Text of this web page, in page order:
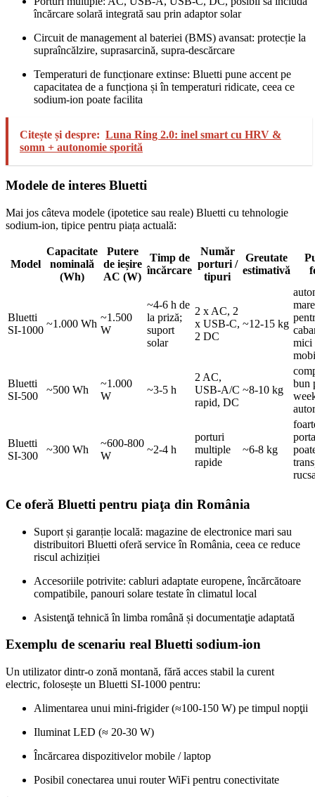
încărcare solară integrată sau prin adaptor solar
Circuit de management al bateriei (BMS) avansat: protecție la
supraîncălzire, suprasarcină, supra‑descărcare
Temperaturi de funcționare extinse: Bluetti pune accent pe
capacitatea de a funcționa și în temperaturi ridicate, ceea ce
sodium‑ion poate facilita
Citește și despre: Luna Ring 2.0: inel smart cu HRV &
somn + autonomie sporită
Modele de interes Bluetti
Mai jos câteva modele (ipotetice sau reale) Bluetti cu tehnologie
sodium‑ion, tipice pentru piața actuală:
Model
Capacitate
nominală
(Wh)
Putere
de ieșire
AC (W)
Timp de
încărcare
Număr
porturi /
tipuri
Greutate
estimativă
Bluetti
SI‑1000
~1.000 Wh
~1.500
W
~4‑6 h de
la priză;
suport
solar
2 x AC, 2
x USB‑C,
2 DC
~12‑15 kg
mici
Bluetti
SI‑500
~500 Wh
~1.000
W
~3‑5 h
2 AC,
USB‑A/C
rapid, DC
~8‑10 kg
bun
Bluetti
SI‑300
~300 Wh
~600‑800
W
~2‑4 h
porturi
multiple
rapide
~6‑8 kg
Ce oferă Bluetti pentru piaţa din România
Suport și garanție locală: magazine de electronice mari sau
distribuitori Bluetti oferă service în România, ceea ce reduce
riscul achiziției
Accesoriile potrivite: cabluri adaptate europene, încărcătoare
compatibile, panouri solare testate în climatul local
Asistenţă tehnică în limba română și documentaţie adaptată
Exemplu de scenariu real Bluetti sodium‑ion
Un utilizator dintr‑o zonă montană, fără acces stabil la curent
electric, folosește un Bluetti SI‑1000 pentru:
Alimentarea unui mini‑frigider (≈100‑150 W) pe timpul nopţii
Iluminat LED (≈ 20‑30 W)
Încărcarea dispozitivelor mobile / laptop
Posibil conectarea unui router WiFi pentru conectivitate